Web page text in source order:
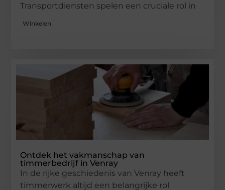
Transportdiensten spelen een cruciale rol in
Winkelen
Ontdek het vakmanschap van
timmerbedrijf in Venray
In de rijke geschiedenis van Venray heeft
timmerwerk altijd een belangrijke rol